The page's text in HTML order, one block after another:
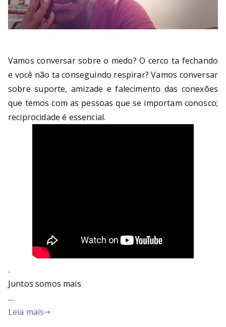
Vamos conversar sobre o medo? O cerco ta fechando
e você não ta conseguindo respirar? Vamos conversar
sobre suporte, amizade e falecimento das conexões
que temos com as pessoas que se importam conosco;
reciprocidade é essencial.
.
Juntos somos mais
…
Leia mais